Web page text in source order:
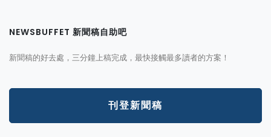
NEWSBUFFET 新聞稿自助吧
新聞稿的好去處，三分鐘上稿完成，最快接觸最多讀者的方案！
刊登新聞稿